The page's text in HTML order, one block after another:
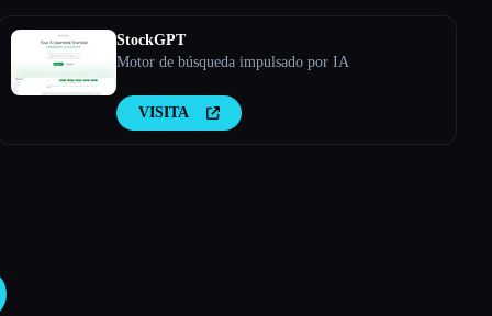
StockGPT
Motor de búsqueda impulsado por IA
VISITA